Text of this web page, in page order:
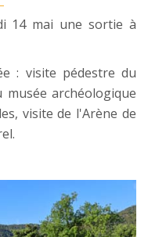
14 mai une sortie à
: visite pédestre du
musée archéologique
visite de l'Arène de